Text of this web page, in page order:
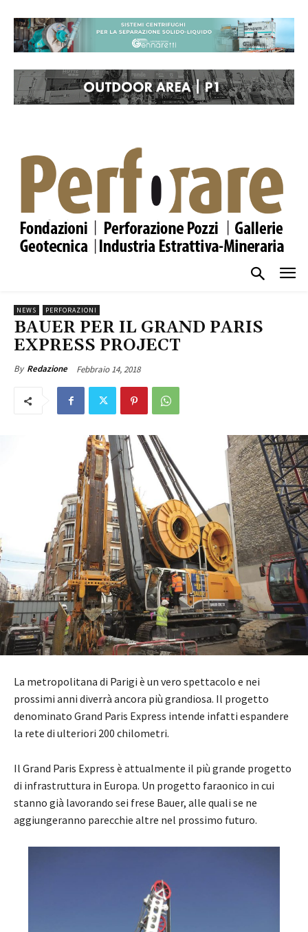
NEWS PERFORAZIONI
BAUER PER IL GRAND PARIS
EXPRESS PROJECT
By Redazione Febbraio 14, 2018
La metropolitana di Parigi è un vero spettacolo e nei
prossimi anni diverrà ancora più grandiosa. Il progetto
denominato Grand Paris Express intende infatti espandere
la rete di ulteriori 200 chilometri.
Il Grand Paris Express è attualmente il più grande progetto
di infrastruttura in Europa. Un progetto faraonico in cui
stanno già lavorando sei frese Bauer, alle quali se ne
aggiungeranno parecchie altre nel prossimo futuro.